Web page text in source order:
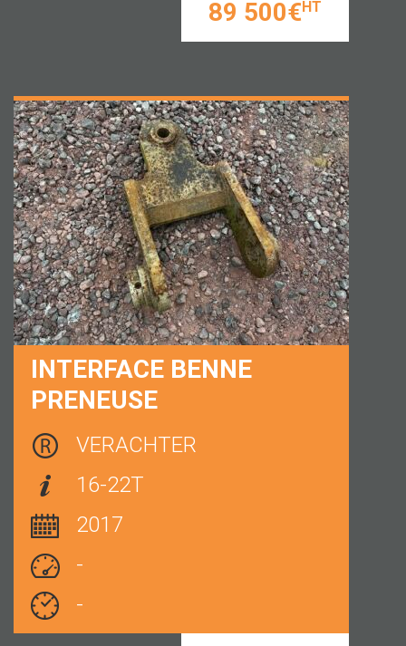
89 500€HT
INTERFACE BENNE
PRENEUSE
VERACHTER
16-22T
2017
-
-